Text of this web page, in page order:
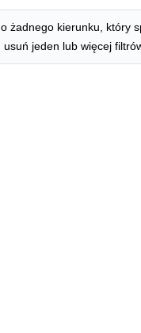
żadnego kierunku, który
usuń jeden lub więcej